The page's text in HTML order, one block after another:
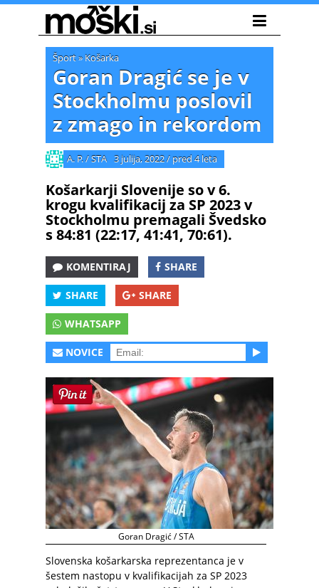
Šport» Košarka
Goran Dragić se je v
Stockholmu poslovil
z zmago in rekordom
A. P. / STA 3 julija, 2022/ pred 4 leta
Košarkarji Slovenije so v 6.
krogu kvalifikacij za SP 2023 v
Stockholmu premagali Švedsko
s 84:81 (22:17, 41:41, 70:61).
KOMENTIRAJ SHARE
SHARE SHARE
WHATSAPP
NOVICE
Goran Dragić / STA
Slovenska košarkarska reprezentanca je v
šestem nastopu v kvalifikacijah za SP 2023